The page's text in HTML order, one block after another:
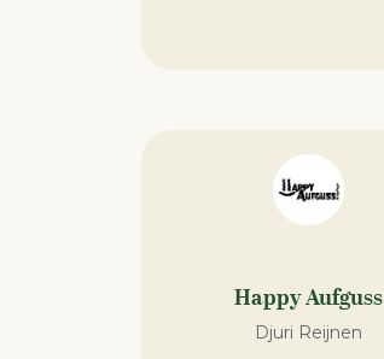
Happy Aufguss
Djuri Reijnen